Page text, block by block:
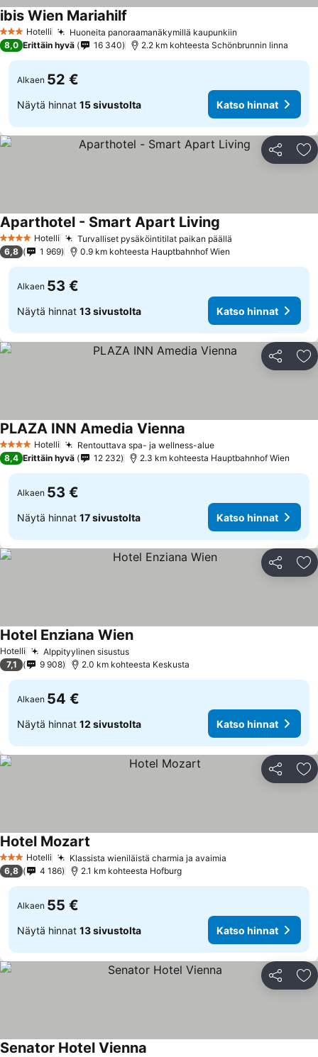
3 Tähtiluokitus
Hotelli Huoneita panoraamanäkymillä kaupunkiin
ibis Wien Mariahilf
8,0 Erittäin hyvä 16 340 2.2 km kohteesta Schönbrunnin linna
Alkaen 52 €
Näytä hinnat 15 sivustolta Katso hinnat
Jaa
4 Tähtiluokitus
Hotelli Turvalliset pysäköintitilat paikan päällä
Aparthotel - Smart Apart Living
6,8 1 969 0.9 km kohteesta Hauptbahnhof Wien
Alkaen 53 €
Näytä hinnat 13 sivustolta Katso hinnat
Jaa
4 Tähtiluokitus
Hotelli Rentouttava spa- ja wellness-alue
PLAZA INN Amedia Vienna
8,4 Erittäin hyvä 12 232 2.3 km kohteesta Hauptbahnhof Wien
Alkaen 53 €
Näytä hinnat 17 sivustolta Katso hinnat
Jaa
Hotelli Alppityylinen sisustus
Hotel Enziana Wien
7,1 9 908 2.0 km kohteesta Keskusta
Alkaen 54 €
Näytä hinnat 12 sivustolta Katso hinnat
Jaa
3 Tähtiluokitus
Hotelli Klassista wieniläistä charmia ja avaimia
Hotel Mozart
6,8 4 186 2.1 km kohteesta Hofburg
Alkaen 55 €
Näytä hinnat 13 sivustolta Katso hinnat
Jaa
Senator Hotel Vienna